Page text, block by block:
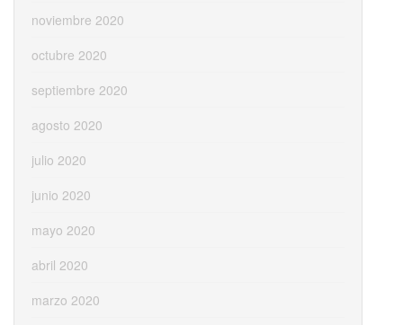
noviembre 2020
octubre 2020
septiembre 2020
agosto 2020
julio 2020
junio 2020
mayo 2020
abril 2020
marzo 2020